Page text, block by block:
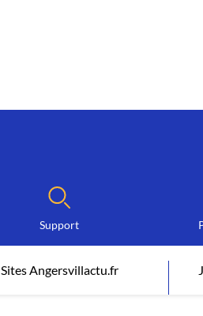
Support
Sites Angersvillactu.fr